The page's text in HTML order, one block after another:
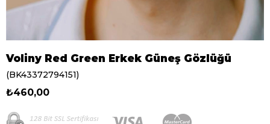
Voliny Red Green Erkek Güneş Gözlüğü
(BK43372794151)
₺460,00